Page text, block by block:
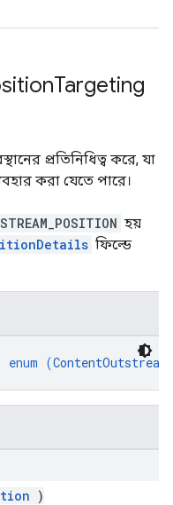
Targeting
প্রতিনিধিত্ব করে, যা
করা যেতে পারে।
হয়
ফিল্ডে
enum (
)